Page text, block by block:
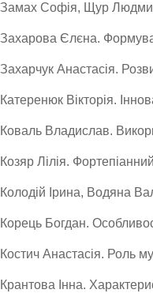
Замах Софія, Щур
Захарова Єлєна.
Захарчук Анастасія.
Катеренюк Вікторія.
Коваль Владислав.
Козяр Лілія.
Колодій Ірина, Водяна
Корець Богдан.
Костич Анастасія. Роль
Крантова Інна.